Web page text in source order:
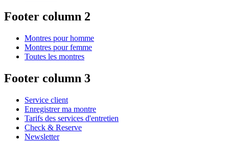
Footer column 2
Montres pour homme
Montres pour femme
Toutes les montres
Footer column 3
Service client
Enregistrer ma montre
Tarifs des services d'entretien
Check & Reserve
Newsletter